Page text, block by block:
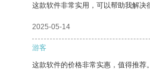
这款软件非常实用，可以帮助我解决
2025-05-14
游客
这款软件的价格非常实惠，值得推荐。